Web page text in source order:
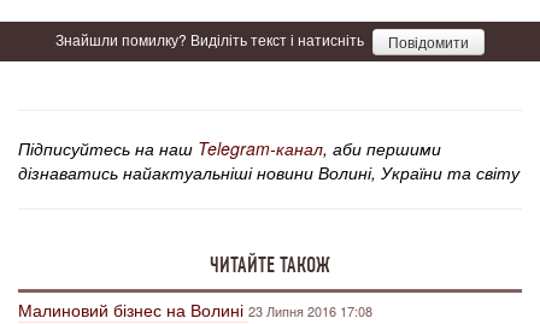
Знайшли помилку? Виділіть текст і натисніть Повідомити
Підписуйтесь на наш Telegram-канал, аби першими
дізнаватись найактуальніші новини Волині, України та світу
ЧИТАЙТЕ ТАКОЖ
Малиновий бізнес на Волині 23 Липня 2016 17:08